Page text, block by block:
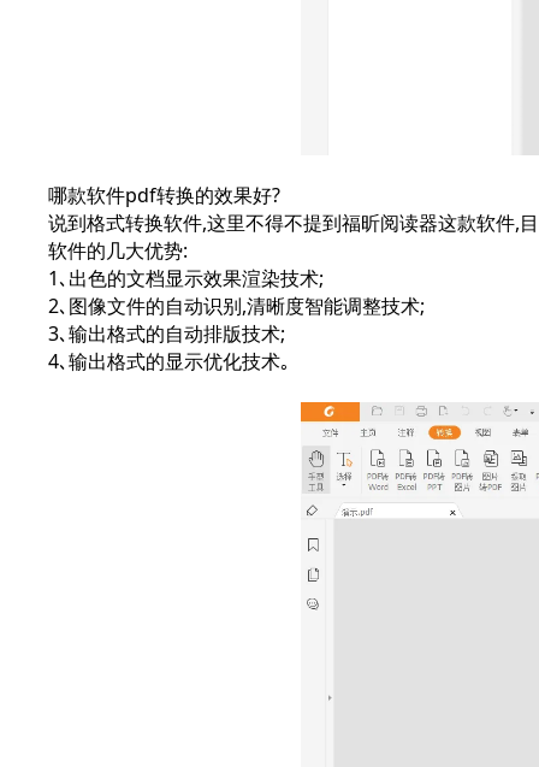
哪款软件pdf转换的效果好?
说到格式转换软件,这里不得不提到福昕阅读器这款软件,
软件的几大优势:
1､出色的文档显示效果渲染技术;
2､图像文件的自动识别,清晰度智能调整技术;
3､输出格式的自动排版技术;
4､输出格式的显示优化技术｡